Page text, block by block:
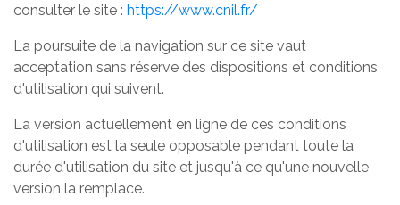
consulter le site : https://www.cnil.fr/
La poursuite de la navigation sur ce site vaut
acceptation sans réserve des dispositions et conditions
d'utilisation qui suivent.
La version actuellement en ligne de ces conditions
d'utilisation est la seule opposable pendant toute la
durée d'utilisation du site et jusqu'à ce qu'une nouvelle
version la remplace.